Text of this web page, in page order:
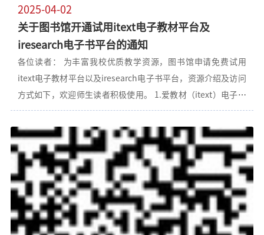
书需求可填写附件表格，发送至qytushuguan@163.com，联
系电话：2663582 / 2663581。附件：纸质图书申购表齐齐哈
尔医学院图书馆二〇二五年四月二十七日
2025-04-02
关于图书馆开通试用itext电子教材平台及
iresearch电子书平台的通知
各位读者： 为丰富我校优质教学资源，图书馆申请免费试用
itext电子教材平台以及iresearch电子书平台，资源介绍及访问
方式如下，欢迎师生读者积极使用。 1.爱教材（itext）电子教
材平台 访问地址：www.itextbook.cn 试用期限：即日起至
2025年6月30日 资源介绍：爱教材（itext）电子教材平台汇集
了教育部外国教材中心项目引进的共享版电子教材教参资源，
并提供本地化访问服务。教育部外国国教材中心项目每年引进
世界各国具有先进科学技术水平的理工农医等各科教材，每种
教材均经过12家高校成员馆把关选品，精选被国外高校课堂广
泛采用的优质电子教材教参。本次试用包括来自Wiley、
Cambridge University Press 、CRC（Taylor Francis旗下）电